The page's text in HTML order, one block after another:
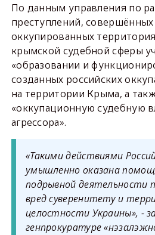
По данным управления по
преступлений,
оккупированных
крымской судебной сферы
«образовании и
созданных российских
на территории Крыма, а
«оккупационную судебную
агрессора».
«Такими действиями
умышленно оказана
подрывной деятельности
вред суверенитету и
целостности Украины», -
генпрокуратуре